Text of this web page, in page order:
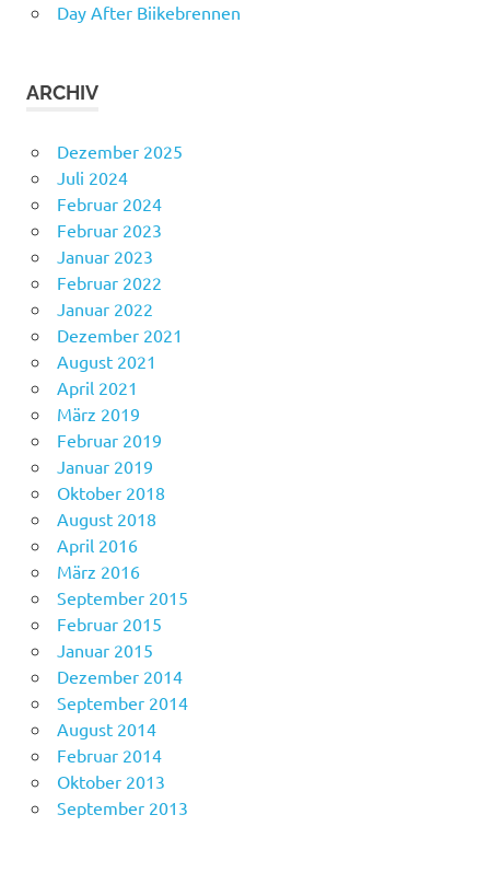
Day After Biikebrennen
ARCHIV
Dezember 2025
Juli 2024
Februar 2024
Februar 2023
Januar 2023
Februar 2022
Januar 2022
Dezember 2021
August 2021
April 2021
März 2019
Februar 2019
Januar 2019
Oktober 2018
August 2018
April 2016
März 2016
September 2015
Februar 2015
Januar 2015
Dezember 2014
September 2014
August 2014
Februar 2014
Oktober 2013
September 2013